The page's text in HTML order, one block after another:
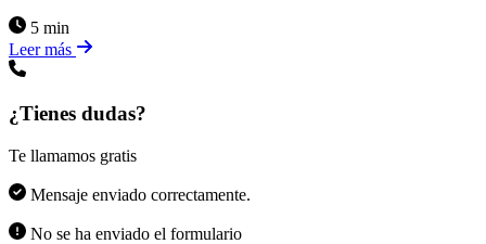
5 min
Leer más
¿Tienes dudas?
Te llamamos gratis
Mensaje enviado correctamente.
No se ha enviado el formulario